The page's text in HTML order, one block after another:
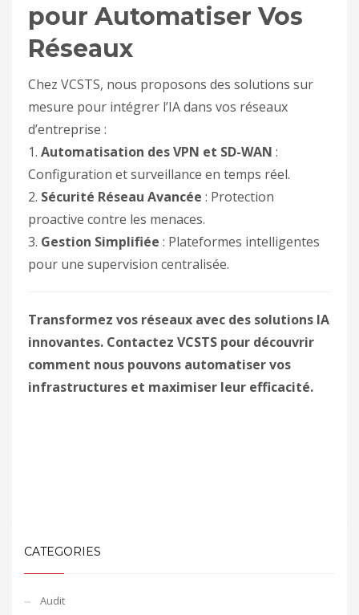
pour Automatiser Vos
Réseaux
Chez VCSTS, nous proposons des solutions sur
mesure pour intégrer l’IA dans vos réseaux
d’entreprise :
1. Automatisation des VPN et SD-WAN :
Configuration et surveillance en temps réel.
2. Sécurité Réseau Avancée : Protection
proactive contre les menaces.
3. Gestion Simplifiée : Plateformes intelligentes
pour une supervision centralisée.
Transformez vos réseaux avec des solutions IA
innovantes. Contactez VCSTS pour découvrir
comment nous pouvons automatiser vos
infrastructures et maximiser leur efficacité.
CATEGORIES
Audit